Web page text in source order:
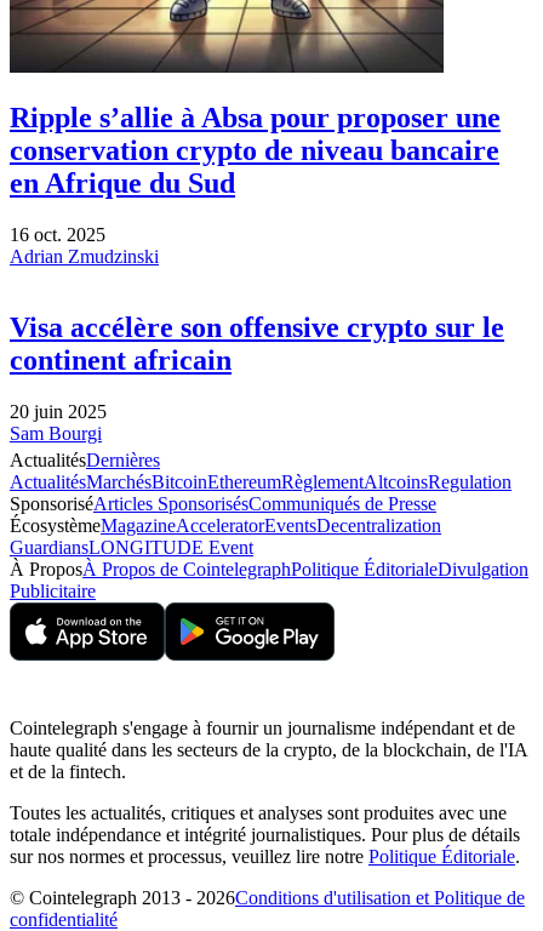
Ripple s’allie à Absa pour proposer une
conservation crypto de niveau bancaire
en Afrique du Sud
16 oct. 2025
Adrian Zmudzinski
Visa accélère son offensive crypto sur le
continent africain
20 juin 2025
Sam Bourgi
ActualitésDernières
ActualitésMarchésBitcoinEthereumRèglementAltcoinsRegulation
SponsoriséArticles SponsorisésCommuniqués de Presse
ÉcosystèmeMagazineAcceleratorEventsDecentralization
GuardiansLONGITUDE Event
À ProposÀ Propos de CointelegraphPolitique ÉditorialeDivulgation
Publicitaire
Cointelegraph s'engage à fournir un journalisme indépendant et de
haute qualité dans les secteurs de la crypto, de la blockchain, de l'IA
et de la fintech.
Toutes les actualités, critiques et analyses sont produites avec une
totale indépendance et intégrité journalistiques. Pour plus de détails
sur nos normes et processus, veuillez lire notre Politique Éditoriale.
© Cointelegraph 2013 - 2026Conditions d'utilisation et Politique de
confidentialité